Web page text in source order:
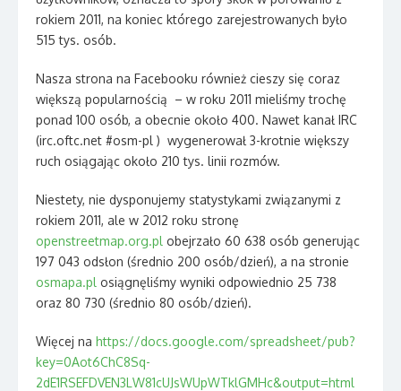
rokiem 2011, na koniec którego zarejestrowanych było
515 tys. osób.
Nasza strona na Facebooku również cieszy się coraz
większą popularnością – w roku 2011 mieliśmy trochę
ponad 100 osób, a obecnie około 400. Nawet kanał IRC
(irc.oftc.net #osm-pl ) wygenerował 3-krotnie większy
ruch osiągając około 210 tys. linii rozmów.
Niestety, nie dysponujemy statystykami związanymi z
rokiem 2011, ale w 2012 roku stronę
openstreetmap.org.pl obejrzało 60 638 osób generując
197 043 odsłon (średnio 200 osób/dzień), a na stronie
osmapa.pl osiągnęliśmy wyniki odpowiednio 25 738
oraz 80 730 (średnio 80 osób/dzień).
Więcej na https://docs.google.com/spreadsheet/pub?
key=0Aot6ChC8Sq-
2dE1RSEFDVEN3LW81cUJsWUpWTklGMHc&output=html